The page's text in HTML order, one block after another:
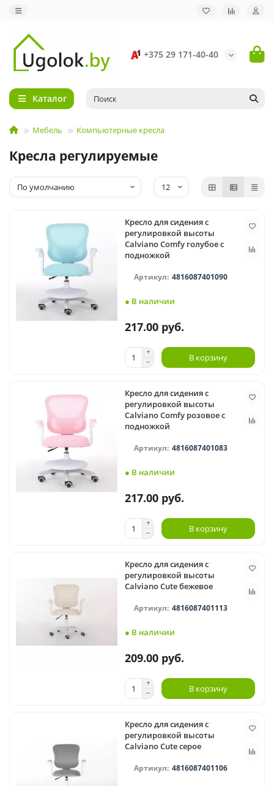
+375 29 171-40-40
Каталог
Мебель Компьютерные кресла
Кресла регулируемые
Кресло для сидения с
регулировкой высоты
Calviano Comfy голубое с
подножкой
4816087401090
● В наличии
217.00 руб.
В корзину
Кресло для сидения с
регулировкой высоты
Calviano Comfy розовое с
подножкой
4816087401083
● В наличии
217.00 руб.
В корзину
Кресло для сидения с
регулировкой высоты
Calviano Cute бежевое
4816087401113
● В наличии
209.00 руб.
В корзину
Кресло для сидения с
регулировкой высоты
Calviano Cute серое
4816087401106